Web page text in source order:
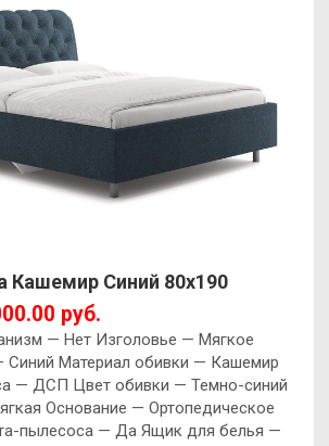
Кашемир Синий 80х190
руб.
— Нет Изголовье — Мягкое
Синий Материал обивки — Кашемир
— ДСП Цвет обивки — Темно-синий
Основание — Ортопедическое
пылесоса — Да Ящик для белья —